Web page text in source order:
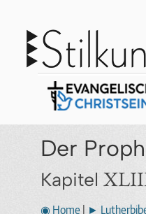
Der
Kapitel
◉ Home ►